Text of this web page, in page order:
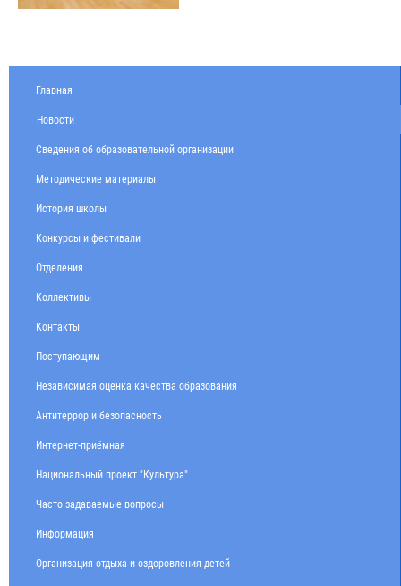
Главная
Новости
Сведения об образовательной организации
Методические материалы
История школы
Конкурсы и фестивали
Отделения
Коллективы
Контакты
Поступающим
Независимая оценка качества образования
Антитеррор и безопасность
Интернет-приёмная
Национальный проект "Культура"
Часто задаваемые вопросы
Информация
Организация отдыха и оздоровления детей